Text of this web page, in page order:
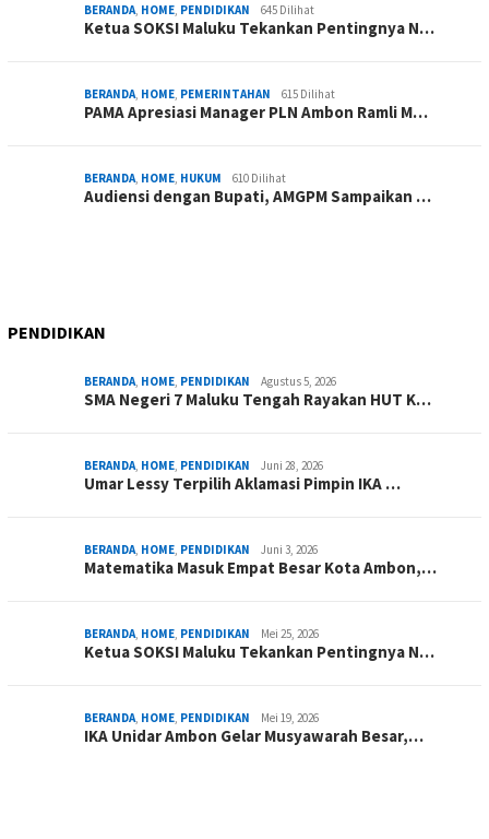
BERANDA, HOME, PENDIDIKAN 645 Dilihat
Ketua SOKSI Maluku Tekankan Pentingnya N…
BERANDA, HOME, PEMERINTAHAN 615 Dilihat
PAMA Apresiasi Manager PLN Ambon Ramli M…
BERANDA, HOME, HUKUM 610 Dilihat
Audiensi dengan Bupati, AMGPM Sampaikan …
PENDIDIKAN
BERANDA, HOME, PENDIDIKAN Agustus 5, 2026
SMA Negeri 7 Maluku Tengah Rayakan HUT K…
BERANDA, HOME, PENDIDIKAN Juni 28, 2026
Umar Lessy Terpilih Aklamasi Pimpin IKA …
BERANDA, HOME, PENDIDIKAN Juni 3, 2026
Matematika Masuk Empat Besar Kota Ambon,…
BERANDA, HOME, PENDIDIKAN Mei 25, 2026
Ketua SOKSI Maluku Tekankan Pentingnya N…
BERANDA, HOME, PENDIDIKAN Mei 19, 2026
IKA Unidar Ambon Gelar Musyawarah Besar,…